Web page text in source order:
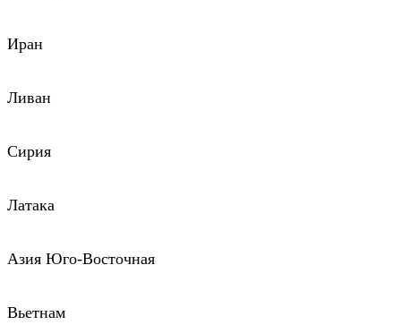
Иран
Ливан
Сирия
Латака
Азия Юго-Восточная
Вьетнам